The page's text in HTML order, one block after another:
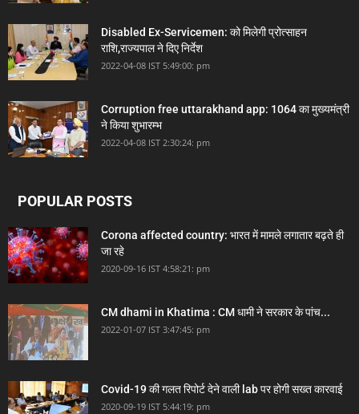
Disabled Ex-Servicemen: को मिलेगी प्रोत्साहन
राशि,राज्यपाल ने दिए निर्देश
2022-04-08 IST 5:49:00: pm
Corruption free uttarakhand app: 1064 का मुख्यमंत्री
ने किया शुभारम्भ
2022-04-08 IST 2:30:24: pm
POPULAR POSTS
Corona affected country: भारत में मामले लगातार बढ़ते ही
जा रहे
2020-09-16 IST 4:58:21: pm
CM dhami in Khatima : CM धामी ने सरकार के पांच...
2022-01-07 IST 3:47:45: pm
Covid-19 की गलत रिपोर्ट देने वाली lab पर होगी सख्त कारवाई
2020-09-19 IST 5:44:19: pm